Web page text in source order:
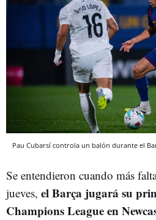
Pau Cubarsí controla un balón durante el
Se entendieron cuando más
jueves, el Barça jugará su
Champions League en